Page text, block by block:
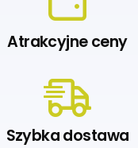
Atrakcyjne ceny
Szybka dostawa